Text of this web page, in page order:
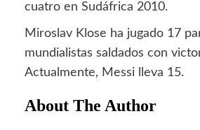
cuatro en Sudáfrica 2010.
Miroslav Klose ha jugado 17
mundialistas saldados con
Actualmente, Messi lleva 15.
About The Author